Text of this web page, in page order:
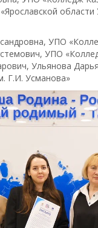
области
УПО
УПО
Ульянова
Г.И. Усманова»